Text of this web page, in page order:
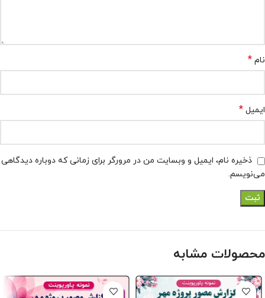
نام *
ایمیل *
ذخیره نام، ایمیل و وبسایت من در مرورگر برای زمانی که دوباره دیدگاهی
می‌نویسم.
محصولات مشابه